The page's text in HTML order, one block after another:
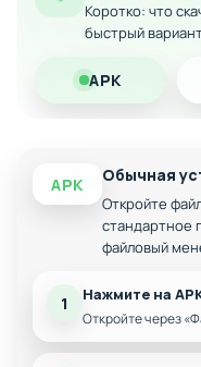
Совместимость
наслаждайтесь игрой
Коротко: что
быстрый
APK
APK Обычная
Откройте
стандартное
файловый
1 Нажмите на
Откройте через